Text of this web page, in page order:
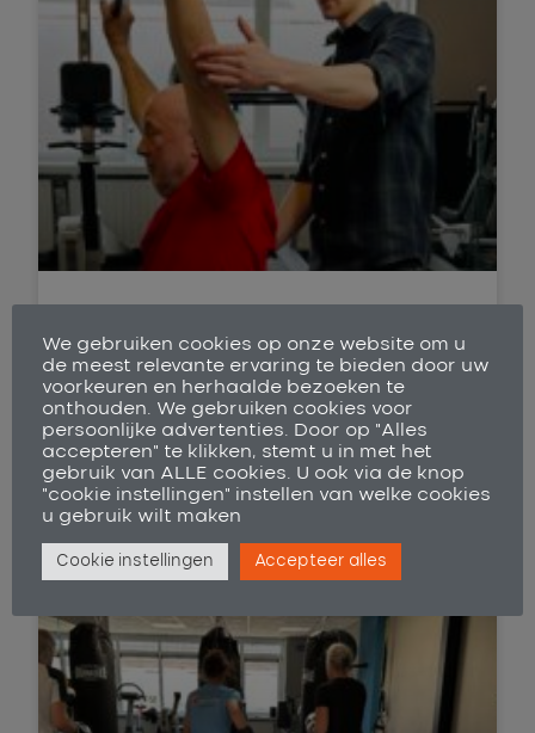
Wetenschap
Op deze pagina leest u berichten over
relevante actuele onderzoeken in binnen- en
buitenland.
LEES MEER >
We gebruiken cookies op onze website om u
de meest relevante ervaring te bieden door uw
voorkeuren en herhaalde bezoeken te
onthouden. We gebruiken cookies voor
persoonlijke advertenties. Door op "Alles
accepteren" te klikken, stemt u in met het
gebruik van ALLE cookies. U ook via de knop
"cookie instellingen" instellen van welke cookies
u gebruik wilt maken
Cookie instellingen Accepteer alles